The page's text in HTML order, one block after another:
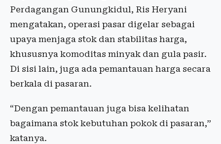
Perdagangan Gunungkidul, Ris Heryani
mengatakan, operasi pasar digelar sebagai
upaya menjaga stok dan stabilitas harga,
khususnya komoditas minyak dan gula pasir.
Di sisi lain, juga ada pemantauan harga secara
berkala di pasaran.
“Dengan pemantauan juga bisa kelihatan
bagaimana stok kebutuhan pokok di pasaran,”
katanya.